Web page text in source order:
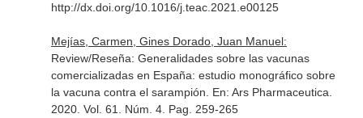
http://dx.doi.org/10.1016/j.teac.2021.e00125
Mejías, Carmen, Gines Dorado, Juan Manuel:
Review/Reseña: Generalidades sobre las vacunas
comercializadas en España: estudio monográfico sobre
la vacuna contra el sarampión. En: Ars Pharmaceutica
2020. Vol. 61. Núm. 4. Pag. 259-265